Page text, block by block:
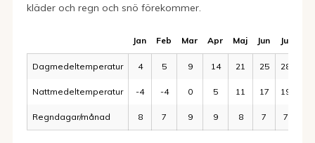
kläder och regn och snö förekommer.
Jan Feb Mar Apr Maj Jun Jul
Dagmedeltemperatur 4 5 9 14 21 25 28
Nattmedeltemperatur -4 -4 0 5 11 17 19
Regndagar/månad 8 7 9 9 8 7 7